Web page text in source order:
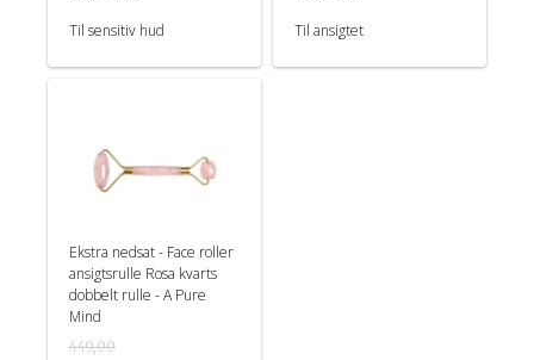
Til sensitiv hud Til ansigtet
Ekstra nedsat - Face roller
ansigtsrulle Rosa kvarts
dobbelt rulle - A Pure
Mind
449,00